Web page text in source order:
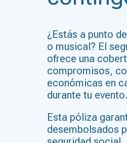
¿Estás a punto
o musical? El
ofrece una
compromisos,
económicas en
durante tu evento.
Esta póliza
desembolsados